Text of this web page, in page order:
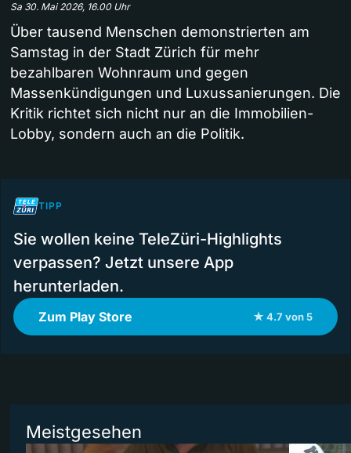
Sa 30. Mai 2026, 16.00 Uhr
Über tausend Menschen demonstrierten am
Samstag in der Stadt Zürich für mehr
bezahlbaren Wohnraum und gegen
Massenkündigungen und Luxussanierungen. Die
Kritik richtet sich nicht nur an die Immobilien-
Lobby, sondern auch an die Politik.
TIPP
Sie wollen keine TeleZüri-Highlights
verpassen? Jetzt unsere App
herunterladen.
Zum Play Store ★ 4.7 von 5
Meistgesehen